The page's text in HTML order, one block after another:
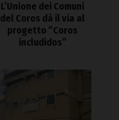
L’Unione dei Comuni
del Coros dà il via al
progetto “Coros
includidos”